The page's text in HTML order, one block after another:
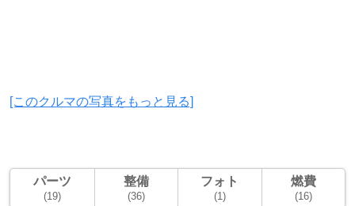
[このクルマの写真をもっと見る]
パーツ
(19)
整備
(36)
フォト
(1)
燃費
(16)